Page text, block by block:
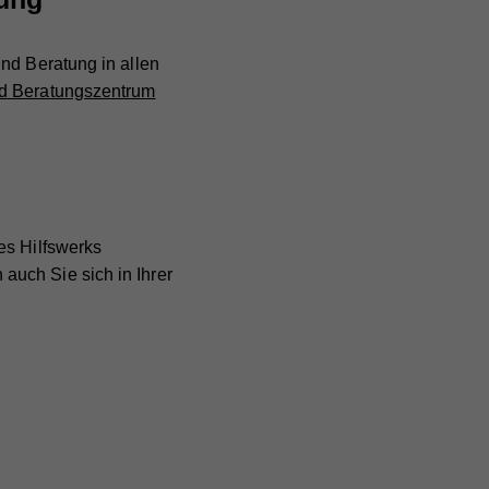
Beratung in allen
Beratungszentrum
Hilfswerks
auch Sie sich in Ihrer